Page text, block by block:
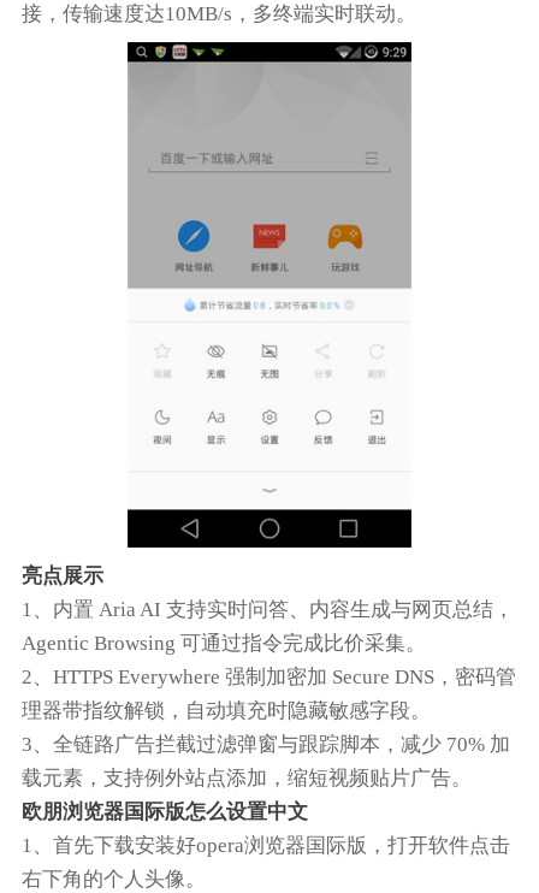
接，传输速度达10MB/s，多终端实时联动。
亮点展示
1、内置 Aria AI 支持实时问答、内容生成与网页总结，
Agentic Browsing 可通过指令完成比价采集。
2、HTTPS Everywhere 强制加密加 Secure DNS，密码管
理器带指纹解锁，自动填充时隐藏敏感字段。
3、全链路广告拦截过滤弹窗与跟踪脚本，减少 70% 加
载元素，支持例外站点添加，缩短视频贴片广告。
欧朋浏览器国际版怎么设置中文
1、首先下载安装好opera浏览器国际版，打开软件点击
右下角的个人头像。